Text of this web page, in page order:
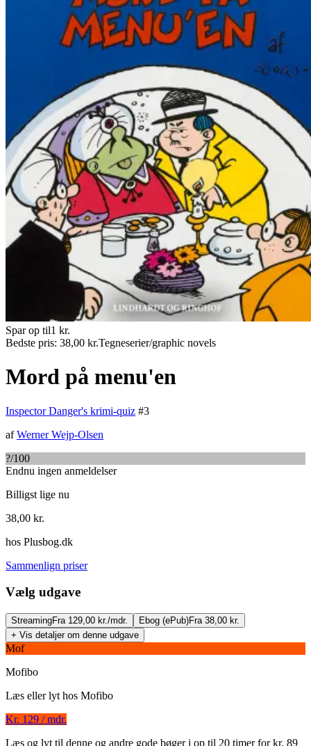
Spar op til1 kr.
Bedste pris: 38,00 kr.Tegneserier/graphic novels
Mord på menu'en
Inspector Danger's krimi-quiz #3
afWerner Wejp-Olsen
?/100
Endnu ingen anmeldelser
Billigst lige nu
38,00 kr.
hos Plusbog.dk
Sammenlign priser
Vælg udgave
StreamingFra 129,00 kr./mdr. Ebog (ePub)Fra 38,00 kr.
+ Vis detaljer om denne udgave
Mord på menu'en
Mof
Mofibo
Læs eller lyt hos Mofibo
Kr. 129 / mdr.
Læs og lyt til denne og andre gode bøger i op til 20 timer for kr. 89